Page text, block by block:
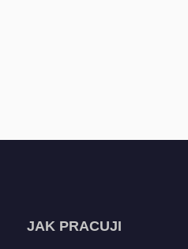
JAK PRACUJI